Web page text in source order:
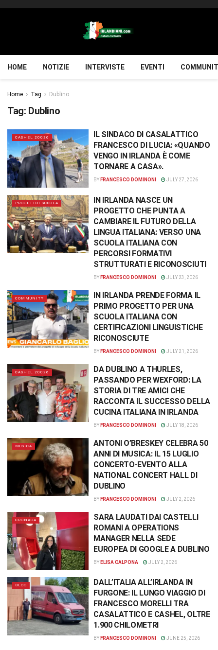
HOME NOTIZIE INTERVISTE EVENTI
Home Tag Dublino
Tag: Dublino
CASHEL 20026
IL SINDACO DI CASALATTICO
FRANCESCO DI LUCIA: «QUANDO
VENGO IN IRLANDA È COME
TORNARE A CASA».
BY FRANCESCO DOMINONI JULY 27, 2026
PROGETTOI SCUOLA
IN IRLANDA NASCE UN
PROGETTO CHE PUNTA A
CAMBIARE IL FUTURO DELLA
LINGUA ITALIANA: VERSO UNA
SCUOLA ITALIANA CON
PERCORSI FORMATIVI
STRUTTURATI E RICONOSCIUTI
BY FRANCESCO DOMINONI JULY 23, 2026
COMMUNITY
IN IRLANDA PRENDE FORMA IL
PRIMO PROGETTO PER UNA
SCUOLA ITALIANA CON
CERTIFICAZIONI LINGUISTICHE
RICONOSCIUTE
BY FRANCESCO DOMINONI JULY 21, 2026
CASHEL 20026
DA DUBLINO A THURLES,
PASSANDO PER WEXFORD: LA
STORIA DI TRE AMICI CHE
RACCONTA IL SUCCESSO DELLA
CUCINA ITALIANA IN IRLANDA
BY FRANCESCO DOMINONI JULY 18, 2026
MUSICA
ANTONI O’BRESKEY CELEBRA 50
ANNI DI MUSICA: IL 15 LUGLIO
CONCERTO-EVENTO ALLA
NATIONAL CONCERT HALL DI
DUBLINO
BY FRANCESCO DOMINONI JULY 2, 2026
CRONACA
SARA LAUDATI DAI CASTELLI
ROMANI A OPERATIONS
MANAGER NELLA SEDE
EUROPEA DI GOOGLE A DUBLINO
BY ELISA CALPONA JULY 2, 2026
BLOG
DALL’ITALIA ALL’IRLANDA IN
FURGONE: IL LUNGO VIAGGIO DI
FRANCESCO MORELLI TRA
CASALATTICO E CASHEL, OLTRE
1.900 CHILOMETRI
BY FRANCESCO DOMINONI JUNE 25, 2026